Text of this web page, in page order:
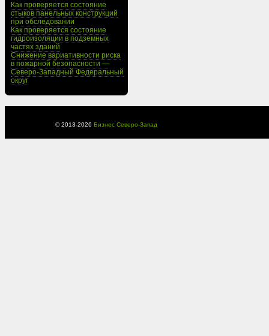
Как проверяется состояние
стыков панельных конструкций
при обследовании
Как проверяется состояние
гидроизоляции в подземных
частях зданий
Снижение вариативности риска
в пожарной безопасности —
Северо-Западный Федеральный
округ
© 2013-2026 Бизнес Северо-Запад